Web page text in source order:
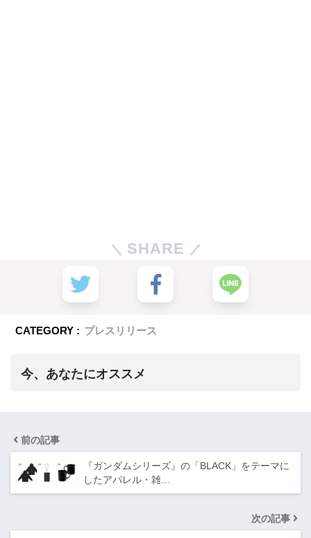
SHARE
CATEGORY : プレスリリース
今、あなたにオススメ
前の記事
『ガンダムシリーズ』の「BLACK」をテーマに
したアパレル・雑…
次の記事